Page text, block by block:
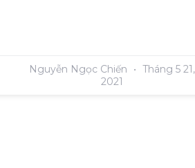
Nguyễn Ngọc Chiến
Tháng 5 21,
2021